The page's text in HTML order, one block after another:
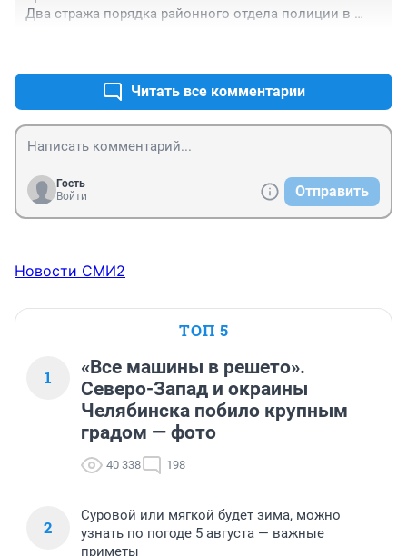
Два стража порядка районного отдела полиции в
Читать все комментарии
Гость
Войти
Отправить
Новости СМИ2
ТОП 5
1
«Все машины в решето».
Северо-Запад и окраины
Челябинска побило крупным
градом — фото
40 338 198
2
Суровой или мягкой будет зима, можно
узнать по погоде 5 августа — важные
приметы